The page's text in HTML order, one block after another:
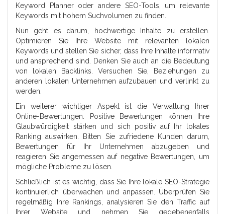
Keyword Planner oder andere SEO-Tools, um relevante
Keywords mit hohem Suchvolumen zu finden.
Nun geht es darum, hochwertige Inhalte zu erstellen.
Optimieren Sie Ihre Website mit relevanten lokalen
Keywords und stellen Sie sicher, dass Ihre Inhalte informativ
und ansprechend sind. Denken Sie auch an die Bedeutung
von lokalen Backlinks. Versuchen Sie, Beziehungen zu
anderen lokalen Unternehmen aufzubauen und verlinkt zu
werden.
Ein weiterer wichtiger Aspekt ist die Verwaltung Ihrer
Online-Bewertungen. Positive Bewertungen können Ihre
Glaubwürdigkeit stärken und sich positiv auf Ihr lokales
Ranking auswirken. Bitten Sie zufriedene Kunden darum,
Bewertungen für Ihr Unternehmen abzugeben und
reagieren Sie angemessen auf negative Bewertungen, um
mögliche Probleme zu lösen.
Schließlich ist es wichtig, dass Sie Ihre lokale SEO-Strategie
kontinuierlich überwachen und anpassen. Überprüfen Sie
regelmäßig Ihre Rankings, analysieren Sie den Traffic auf
Ihrer Website und nehmen Sie gegebenenfalls